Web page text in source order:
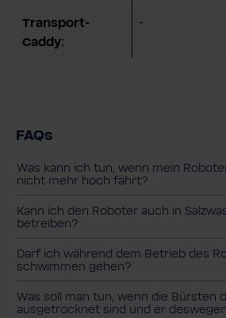
Transport-
Caddy:
-
FAQs
Was kann ich tun, wenn mein
nicht mehr hoch fährt?
Kann ich den Roboter auch in
betreiben?
Darf ich während dem Betrieb des
schwimmen gehen?
Was soll man tun, wenn die Bürsten
ausgetrocknet sind und er